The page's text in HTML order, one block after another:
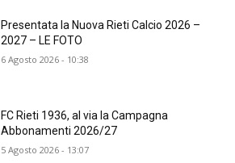
Presentata la Nuova Rieti Calcio 2026 –
2027 – LE FOTO
6 Agosto 2026 - 10:38
FC Rieti 1936, al via la Campagna
Abbonamenti 2026/27
5 Agosto 2026 - 13:07